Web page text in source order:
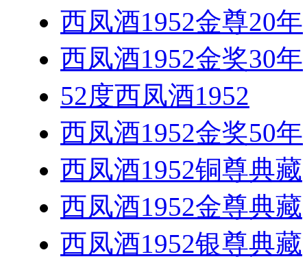
西凤酒1952金尊20年
西凤酒1952金奖30年
52度西凤酒1952
西凤酒1952金奖50年
西凤酒1952铜尊典藏
西凤酒1952金尊典藏
西凤酒1952银尊典藏